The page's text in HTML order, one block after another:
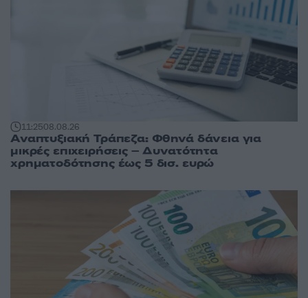
11:2508.08.26
Αναπτυξιακή Τράπεζα: Φθηνά δάνεια για
μικρές επιχειρήσεις – Δυνατότητα
χρηματοδότησης έως 5 δισ. ευρώ